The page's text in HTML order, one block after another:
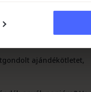
ajándékötletet,